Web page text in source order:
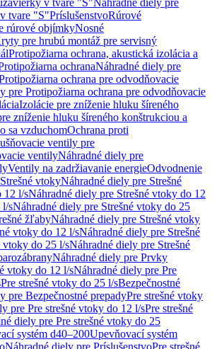
v tvare "S"Náhradné diely pre
tvare "S"PríslušenstvoRúrové
rúrové objímkyNosné
pre hrubú montáž pre servisný
Protipožiarna ochrana, akustická izolácia a
ochranaNáhradné diely pre
ochrana pre odvodňovacie
pre Protipožiarna ochrana pre odvodňovacie
Izolácie pre zníženie hluku šíreného
zníženie hluku šíreného konštrukciou a
sa vzduchomOchrana proti
ventily pre
ventilyNáhradné diely pre
Ventily na zadržiavanie energieOdvodnenie
Strešné vtokyNáhradné diely pre Strešné
12 l/sNáhradné diely pre Strešné vtoky do 12
l/sNáhradné diely pre Strešné vtoky do 25
žľabyNáhradné diely pre Strešné vtoky
vtoky do 12 l/sNáhradné diely pre Strešné
vtoky do 25 l/sNáhradné diely pre Strešné
Náhradné diely pre Prvky
vtoky do 12 l/sNáhradné diely pre Pre
Pre strešné vtoky do 25 l/sBezpečnostné
pre Bezpečnostné prepadyPre strešné vtoky
pre Pre strešné vtoky do 12 l/sPre strešné
diely pre Pre strešné vtoky do 25
systém d40–200Upevňovací systém
Náhradné diely pre PríslušenstvoPre strešné